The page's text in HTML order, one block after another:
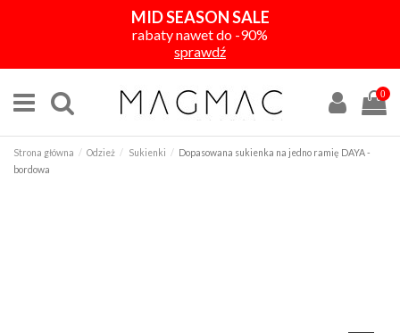
MID SEASON SALE
rabaty nawet do -90%
sprawdź
0
Strona główna Odzież Sukienki
Dopasowana sukienka na jedno ramię DAYA -
bordowa